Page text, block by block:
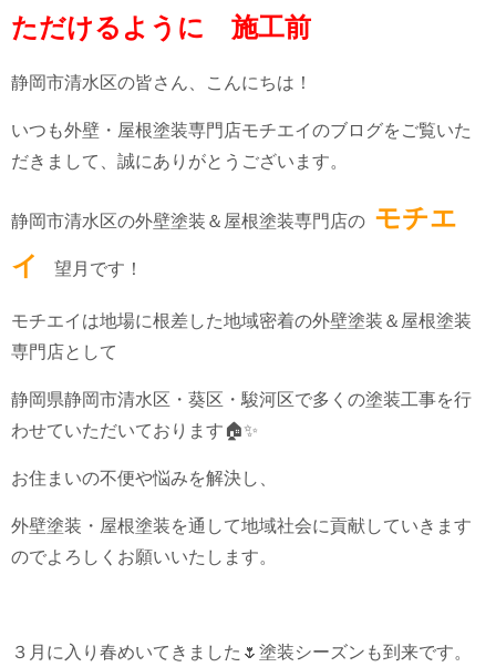
ただけるように 施工前
静岡市清水区の皆さん、こんにちは！
いつも外壁・屋根塗装専門店モチエイのブログをご覧いた
だきまして、誠にありがとうございます。
静岡市清水区の外壁塗装＆屋根塗装専門店の モチエ
イ
望月です！
モチエイは地場に根差した地域密着の外壁塗装＆屋根塗装
専門店として
静岡県静岡市清水区・葵区・駿河区で多くの塗装工事を行
わせていただいております🏠✨
お住まいの不便や悩みを解決し、
外壁塗装・屋根塗装を通して地域社会に貢献していきます
のでよろしくお願いいたします。
３月に入り春めいてきました🌷塗装シーズンも到来です。